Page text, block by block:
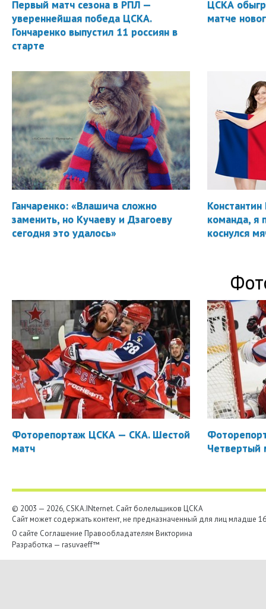
Первый матч сезона в РПЛ —
увереннейшая победа ЦСКА.
Гончаренко выпустил 11 россиян в
старте
ЦСКА
матче
Ганчаренко: «Влашича сложно
заменить, но Кучаеву и Дзагоеву
сегодня это удалось»
Константин
команда, я
коснулся
Фоторепортаж ЦСКА — СКА. Шестой
матч
Четвертый
© 2003 — 2026, CSKA.INternet. Cайт болельщиков ЦСКА
Сайт может содержать контент, не предназначенный для лиц младше
О сайте Соглашение Правообладателям Викторина
Разработка — rasuvaeff™